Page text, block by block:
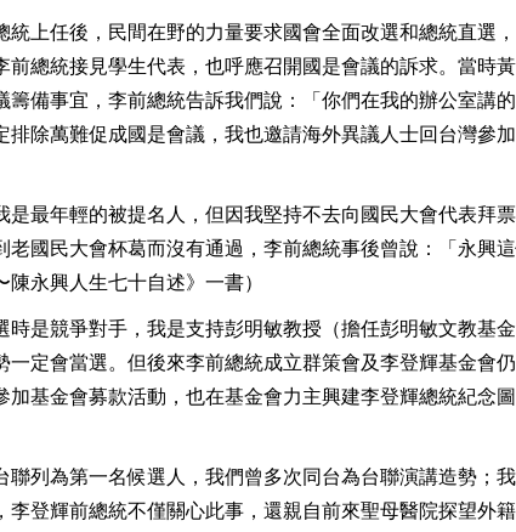
統上任後，民間在野的力量要求國會全面改選和總統直選
總統接見學生代表，也呼應召開國是會議的訴求。當時
備事宜，李前總統告訴我們說：「你們在我的辦公室講
除萬難促成國是會議，我也邀請海外異議人士回台灣參
是最年輕的被提名人，但因我堅持不去向國民大會代表拜
國民大會杯葛而沒有通過，李前總統事後曾說：「永興
永興人生七十自述》一書）
時是競爭對手，我是支持彭明敏教授（擔任彭明敏文教基
定會當選。但後來李前總統成立群策會及李登輝基金會
基金會募款活動，也在基金會力主興建李登輝總統紀念
聯列為第一名候選人，我們曾多次同台為台聯演講造勢；
登輝前總統不僅關心此事，還親自前來聖母醫院探望外